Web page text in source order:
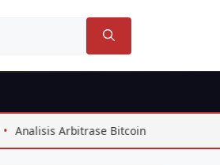
Exchange Indonesia 2026